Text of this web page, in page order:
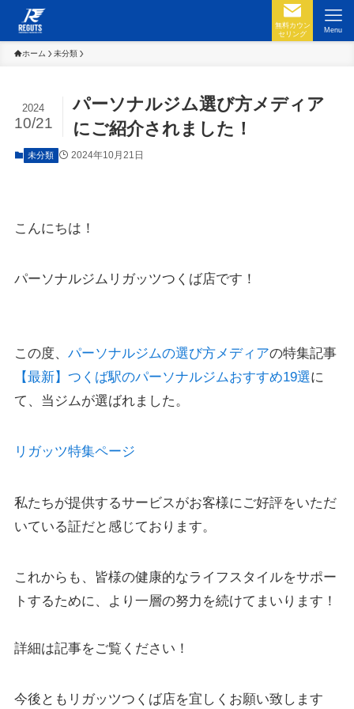
無料カウン
セリング
Menu
ホーム 未分類
パーソナルジム選び方メディア
にご紹介されました！
2024
10/21
未分類 2024年10月21日
こんにちは！
パーソナルジムリガッツつくば店です！
この度、 パーソナルジムの選び方メディアの特集記事
【最新】つくば駅のパーソナルジムおすすめ19選に
て、当ジムが選ばれました。
リガッツ特集ページ
私たちが提供するサービスがお客様にご好評をいただ
いている証だと感じております。
これからも、皆様の健康的なライフスタイルをサポー
トするために、より一層の努力を続けてまいります！
詳細は記事をご覧ください！
今後ともリガッツつくば店を宜しくお願い致します